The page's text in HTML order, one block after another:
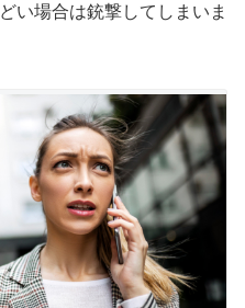
い場合は銃撃してしまいま